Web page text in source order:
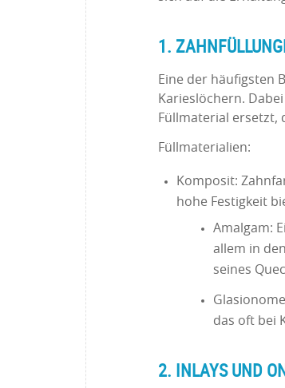
1.
Eine der häufigsten
Karieslöchern.
Füllmaterial ersetzt,
Füllmaterialien:
Komposit:
hohe Festigkeit
Amalgam:
allem in
seines
das oft bei
2. INLAYS UND